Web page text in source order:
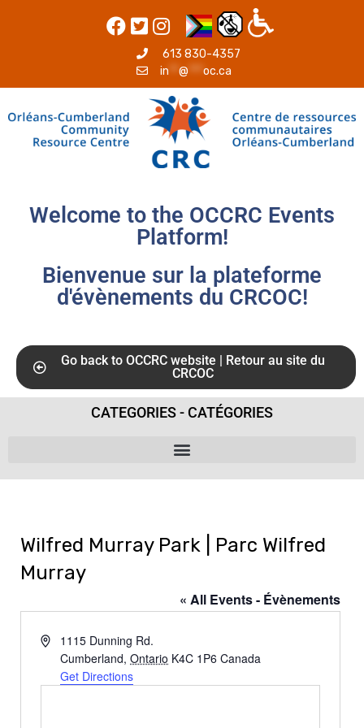
613 830-4357
in ** @***oc.ca
Welcome to the OCCRC Events
Platform!
Bienvenue sur la plateforme
d'évènements du CRCOC!
Go back to OCCRC website | Retour au site du
CRCOC
CATEGORIES - CATÉGORIES
Wilfred Murray Park | Parc Wilfred
Murray
« All Events - Évènements
A
1115 Dunning Rd.
Cumberland, Ontario K4C 1P6 Canada
Get Directions